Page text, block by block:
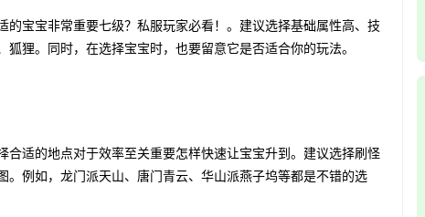
宝宝非常重要七级？私服玩家必看！。建议选择基础属性高、技
狐狸。同时，在选择宝宝时，也要留意它是否适合你的玩法。
适的地点对于效率至关重要怎样快速让宝宝升到。建议选择刷怪
。例如，龙门派天山、唐门青云、华山派燕子坞等都是不错的选